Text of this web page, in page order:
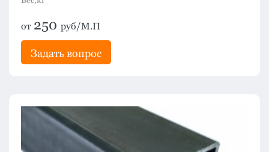
от 250 руб/М.П
Задать вопрос